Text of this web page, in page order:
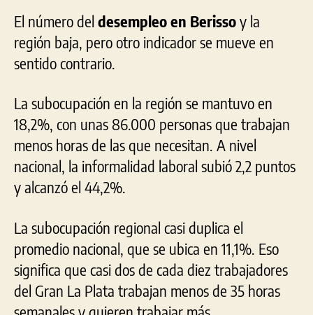
El número del desempleo en Berissoy la
región baja, pero otro indicador se mueve en
sentido contrario.
La subocupación en la región se mantuvo en
18,2%, con unas 86.000 personas que trabajan
menos horas de las que necesitan. A nivel
nacional, la informalidad laboral subió 2,2 puntos
y alcanzó el 44,2%.
La subocupación regional casi duplica el
promedio nacional, que se ubica en 11,1%. Eso
significa que casi dos de cada diez trabajadores
del Gran La Plata trabajan menos de 35 horas